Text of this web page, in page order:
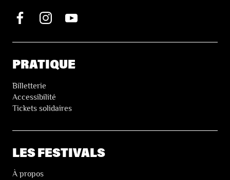
PRATIQUE
Billetterie
Accessibilité
Tickets solidaires
LES FESTIVALS
À propos